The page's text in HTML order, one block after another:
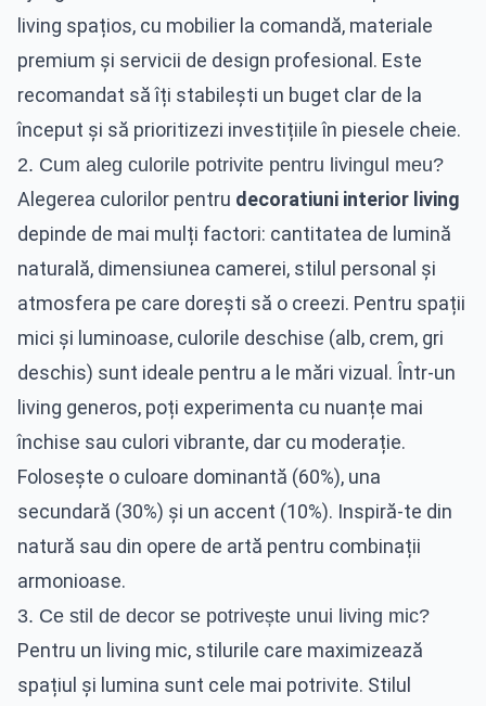
living spațios, cu mobilier la comandă, materiale
premium și servicii de design profesional. Este
recomandat să îți stabilești un buget clar de la
început și să prioritizezi investițiile în piesele cheie.
2. Cum aleg culorile potrivite pentru livingul meu?
Alegerea culorilor pentru decoratiuni interior living
depinde de mai mulți factori: cantitatea de lumină
naturală, dimensiunea camerei, stilul personal și
atmosfera pe care dorești să o creezi. Pentru spații
mici și luminoase, culorile deschise (alb, crem, gri
deschis) sunt ideale pentru a le mări vizual. Într-un
living generos, poți experimenta cu nuanțe mai
închise sau culori vibrante, dar cu moderație.
Folosește o culoare dominantă (60%), una
secundară (30%) și un accent (10%). Inspiră-te din
natură sau din opere de artă pentru combinații
armonioase.
3. Ce stil de decor se potrivește unui living mic?
Pentru un living mic, stilurile care maximizează
spațiul și lumina sunt cele mai potrivite. Stilul